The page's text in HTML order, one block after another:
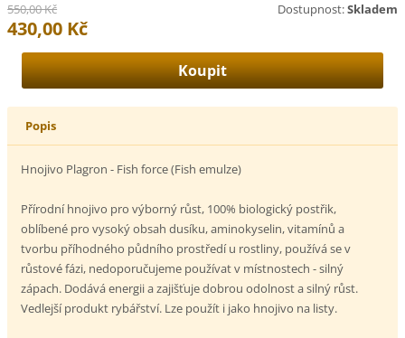
Dostupnost:Skladem
550,00 Kč
430,00 Kč
Popis
Hnojivo Plagron - Fish force (Fish emulze)
Přírodní hnojivo pro výborný růst, 100% biologický postřik,
oblíbené pro vysoký obsah dusíku, aminokyselin, vitamínů a
tvorbu příhodného půdního prostředí u rostliny, používá se v
růstové fázi, nedoporučujeme používat v místnostech - silný
zápach. Dodává energii a zajišťuje dobrou odolnost a silný růst.
Vedlejší produkt rybářství. Lze použít i jako hnojivo na listy.